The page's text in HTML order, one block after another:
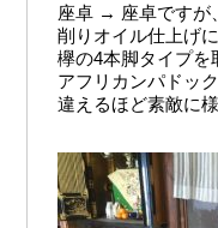
座卓 → 座卓ですが
削りオイル仕上げ
欅の4本脚タイプを
アフリカンパドッ
違えるほど素敵に